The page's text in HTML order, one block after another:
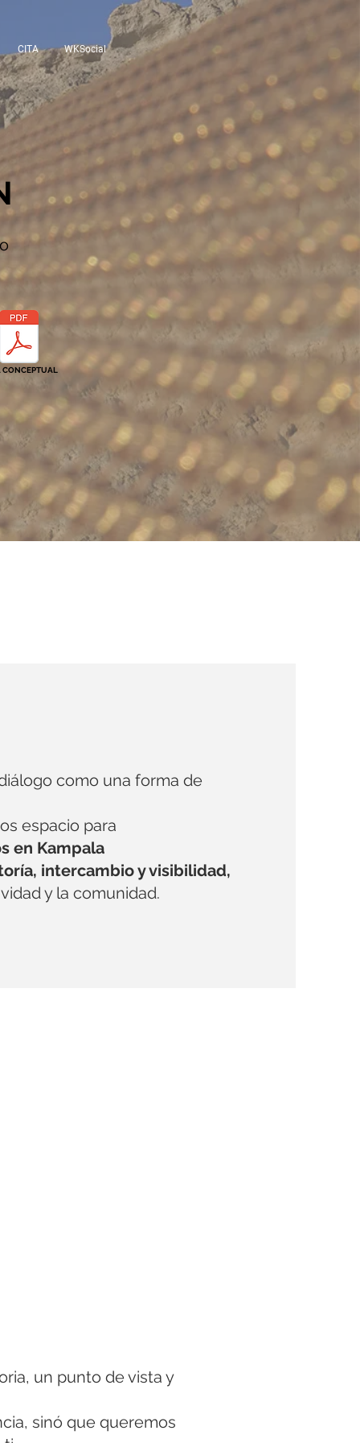
CITA WKSocial
CONCEPTUAL
como una forma de
espacio para
en Kampala
intercambio y visibilidad,
y la comunidad.
un punto de vista y
sinó que queremos